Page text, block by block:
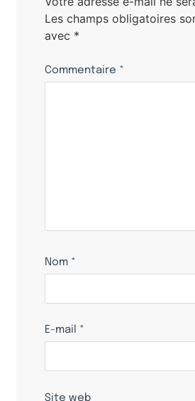
Les champs obligatoires
avec *
Commentaire *
Nom *
E-mail *
Site web